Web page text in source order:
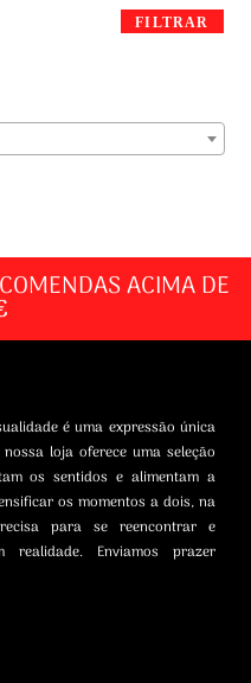
FILTRAR
ACIMA DE
é uma expressão única
loja oferece uma seleção
os sentidos e alimentam a
os momentos a dois, na
para se reencontrar e
Enviamos prazer